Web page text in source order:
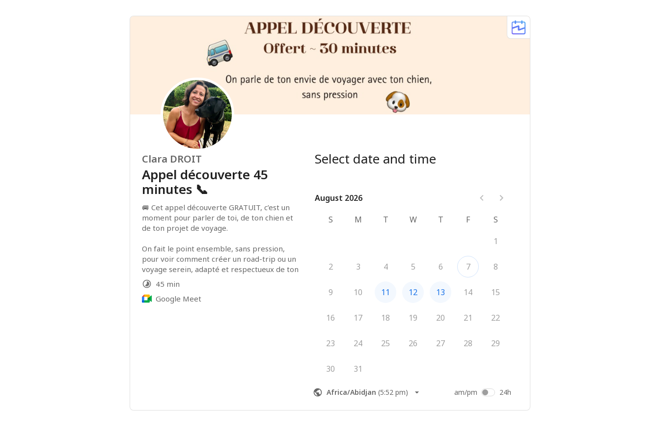
Clara DROIT
Appel découverte 45
minutes 📞
🚐 Cet appel découverte GRATUIT, c’est un
moment pour parler de toi, de ton chien et
de ton projet de voyage.
On fait le point ensemble, sans pression,
pour voir comment créer un road-trip ou un
voyage serein, adapté et respectueux de ton
chien 🐶🤎
45 min
Google Meet
Select date and time
August 2026
August 2026
S
M T W T F
S
1
2 3 4 5 6 7 8
9 10 11 12 13 14 15
16 17 18 19 20 21 22
23 24 25 26 27 28 29
30 31
Africa/Abidjan (5:52 pm) am/pm 24h